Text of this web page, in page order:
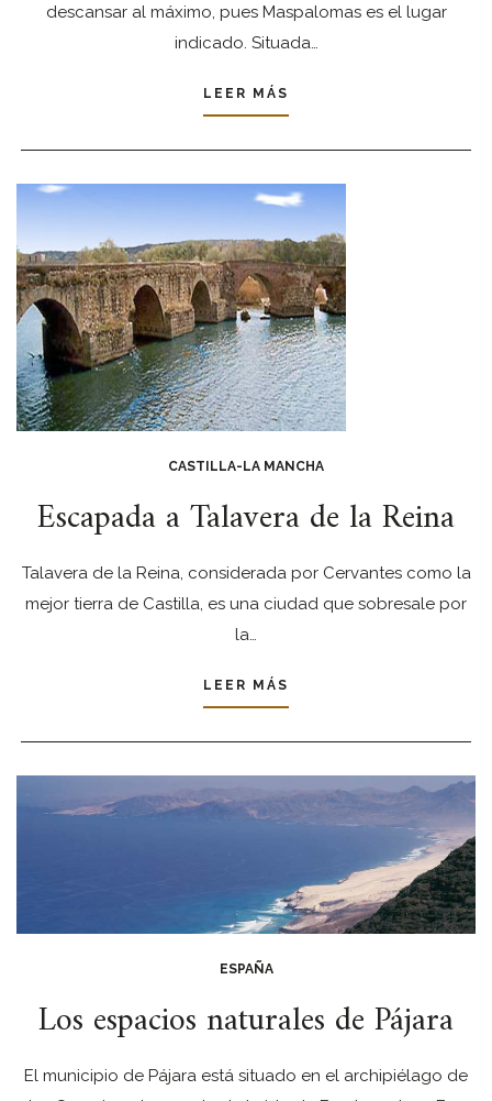
descansar al máximo, pues Maspalomas es el lugar
indicado. Situada…
LEER MÁS
CASTILLA-LA MANCHA
Escapada a Talavera de la Reina
Talavera de la Reina, considerada por Cervantes como la
mejor tierra de Castilla, es una ciudad que sobresale por
la…
LEER MÁS
ESPAÑA
Los espacios naturales de Pájara
El municipio de Pájara está situado en el archipiélago de